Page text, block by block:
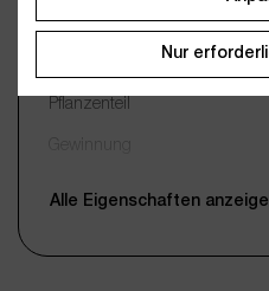
INCI
Ursprungspflanze
Pflanzenteil
Qualität
Duftprofil
Alle Eigenschaften
Nur